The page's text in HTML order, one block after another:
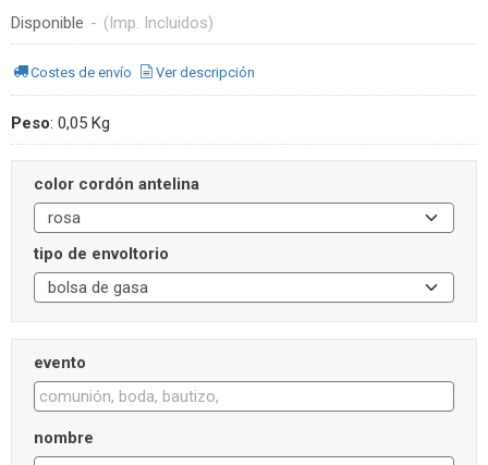
Disponible - (Imp. Incluidos)
Costes de envío Ver descripción
Peso: 0,05 Kg
color cordón antelina
tipo de envoltorio
evento
nombre